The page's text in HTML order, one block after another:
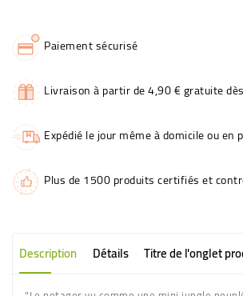
Paiement sécurisé
Livraison à partir de 4,90 € gratuite
Expédié le jour même à domicile ou en
Plus de 1500 produits certifiés et
Description Détails Titre de l'onglet